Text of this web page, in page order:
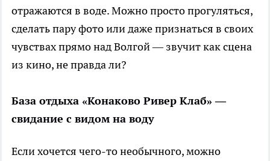
отражаются в воде. Можно просто прогуляться,
сделать пару фото или даже признаться в своих
чувствах прямо над Волгой — звучит как сцена
из кино, не правда ли?
База отдыха «Конаково Ривер Клаб» —
свидание с видом на воду
Если хочется чего-то необычного, можно